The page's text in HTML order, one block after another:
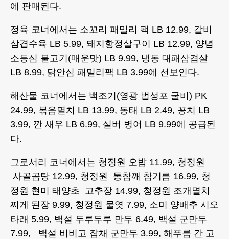
에 판매된다.
정육 코너에서는 소꼬리 패밀리 팩 LB 12.99, 갈비
삼겹수육 LB 5.99, 돼지항정살구이 LB 12.99, 양념
소등심 불고기(매운맛) LB 9.99, 냉동 대패삼겹살
LB 8.99, 닭안심 패밀리팩 LB 3.99에 선보인다.
해산물 코너에서는 백조기(영광 법성포 굴비) PK
24.99, 볶음멸치 LB 13.99, 동태 LB 2.49, 꽁치 LB
3.99, 깐 새우 LB 6.99, 실버 병어 LB 9.99에 공급된
다.
그로서리 코너에서는 청정원 오밥 11.99, 청정원
사골곰탕 12.99, 청정원 통참깨 참기름 16.99, 청
정원 현미 태양초 고추장 14.99, 청정원 조개멸치
찌게 된장 9.99, 청정원 물엿 7.99, 소미 양배추 시오
타래 5.99, 백설 두루두루 만두 6.49, 백설 군만두
7.99, 백설 비비고 잡채 군만두 3.99, 해푸름 간 고